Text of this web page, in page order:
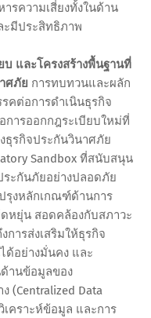
รความเสี่ยงทั้งในด้าน
ะมีประสิทธิภาพ
และโครงสร้างพื้นฐานที่
ศภัย การทบทวนและผลัก
คต่อการดำเนินธุรกิจ
การออกกฎระเบียบใหม่ที่
ธุรกิจประกันวินาศภัย
Sandbox ที่สนับสนุน
ะกันภัยอย่างปลอดภัย
รุงหลักเกณฑ์ด้านการ
หยุ่น สอดคล้องกับสภาวะ
การส่งเสริมให้ธุรกิจ
ด้อย่างมั่นคง และ
านข้อมูลของ
(Centralized Data
เคราะห์ข้อมูล และการ